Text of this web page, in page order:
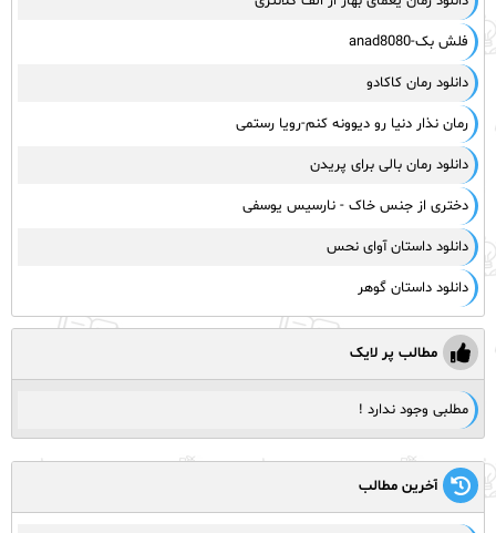
فلش بک-anad8080
دانلود رمان کاکادو
رمان نذار دنیا رو دیوونه کنم-رویا رستمی
دانلود رمان بالی برای پریدن
دختری از جنس خاک - نارسیس یوسفی
دانلود داستان آوای نحس
دانلود داستان گوهر
مطالب پر لایک
مطلبی وجود ندارد !
آخرین مطالب